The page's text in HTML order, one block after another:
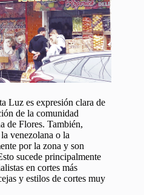
Luz es expresión clara de
de la comunidad
de Flores. También,
venezolana o la
por la zona y son
sucede principalmente
en cortes más
y estilos de cortes muy